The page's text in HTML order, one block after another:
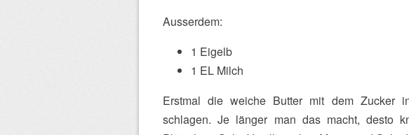
Ausserdem:
1 Eigelb
1 EL Milch
Erstmal die weiche Butter mit dem Zucker
schlagen. Je länger man das macht, desto